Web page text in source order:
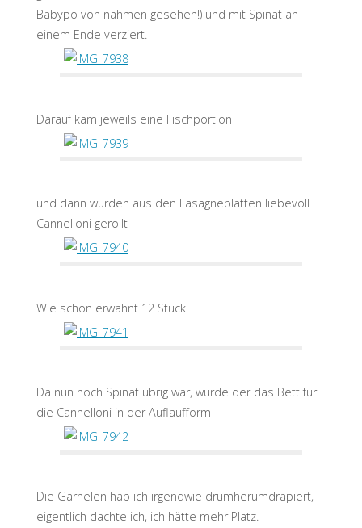
Babypo von nahmen gesehen!) und mit Spinat an
einem Ende verziert.
Darauf kam jeweils eine Fischportion
und dann wurden aus den Lasagneplatten liebevoll
Cannelloni gerollt
Wie schon erwähnt 12 Stück
Da nun noch Spinat übrig war, wurde der das Bett für
die Cannelloni in der Auflaufform
Die Garnelen hab ich irgendwie drumherumdrapiert,
eigentlich dachte ich, ich hätte mehr Platz.